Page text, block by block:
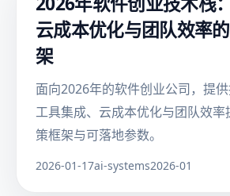
云成本优化与团队效率
架
面向2026年的软件创业公司，提
工具集成、云成本优化与团队效
策框架与可落地参数。
2026-01-17ai-systems2026-01